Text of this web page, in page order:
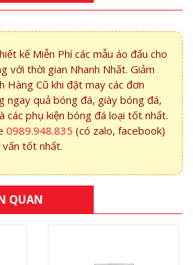
kế Miễn Phí các mẫu áo đấu cho
với thời gian Nhanh Nhất. Giảm
Hàng Cũ khi đặt may các đơn
ngay quả bóng đá, giày bóng đá,
các phụ kiện bóng đá loại tốt nhất.
0989.948.835 (có zalo, facebook)
tốt nhất.
QUAN